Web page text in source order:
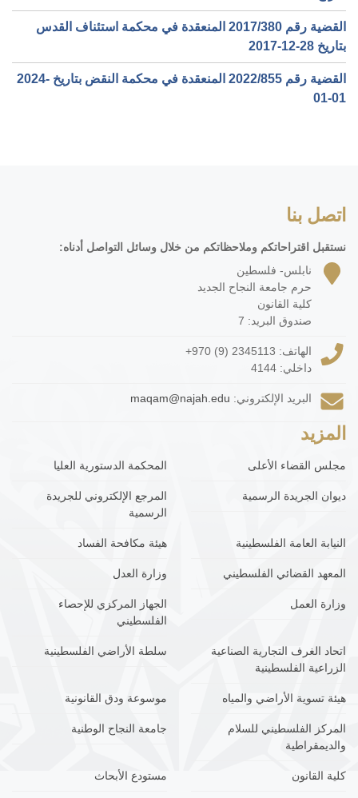
القضية رقم ‎380‏/‎2017‏ المنعقدة في محكمة استئناف القدس
بتاريخ ‎2017-12-28‏
القضية رقم ‎855‏/‎2022‏ المنعقدة في محكمة النقض بتاريخ ‎2024-
01-01‏
اتصل بنا
نستقبل اقتراحاتكم وملاحظاتكم من خلال وسائل التواصل أدناه:
نابلس- فلسطين
حرم جامعة النجاح الجديد
كلية القانون
صندوق البريد: 7
الهاتف: +970 (9) 2345113
داخلي: 4144
البريد الإلكتروني: maqam@najah.edu
المزيد
مجلس القضاء الأعلى المحكمة الدستورية العليا
ديوان الجريدة الرسمية
المرجع الإلكتروني للجريدة
الرسمية
النيابة العامة الفلسطينية هيئة مكافحة الفساد
المعهد القضائي الفلسطيني وزارة العدل
وزارة العمل
الجهاز المركزي للإحصاء
الفلسطيني
اتحاد الغرف التجارية الصناعية
الزراعية الفلسطينية
سلطة الأراضي الفلسطينية
هيئة تسوية الأراضي والمياه موسوعة ودق القانونية
المركز الفلسطيني للسلام
والديمقراطية
جامعة النجاح الوطنية
كلية القانون مستودع الأبحاث